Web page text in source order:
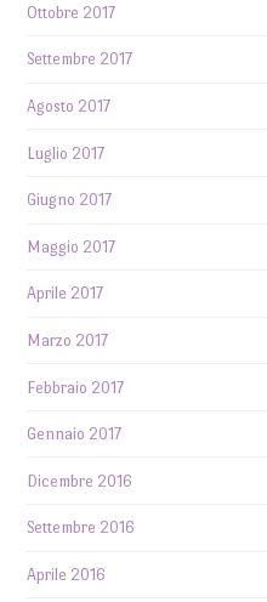
Ottobre 2017
Settembre 2017
Agosto 2017
Luglio 2017
Giugno 2017
Maggio 2017
Aprile 2017
Marzo 2017
Febbraio 2017
Gennaio 2017
Dicembre 2016
Settembre 2016
Aprile 2016